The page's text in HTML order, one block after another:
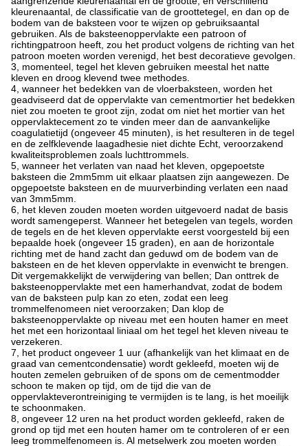
kleurenaantal, de classificatie van de groottetegel, en dan op de
bodem van de baksteen voor te wijzen op gebruiksaantal
gebruiken. Als de baksteenoppervlakte een patroon of
richtingpatroon heeft, zou het product volgens de richting van het
patroon moeten worden verenigd, het best decoratieve gevolgen.
3, momenteel, tegel het kleven gebruiken meestal het natte
kleven en droog klevend twee methodes.
4, wanneer het bedekken van de vloerbaksteen, worden het
geadviseerd dat de oppervlakte van cementmortier het bedekken
niet zou moeten te groot zijn, zodat om niet het mortier van het
oppervlaktecement zo te vinden meer dan de aanvankelijke
coagulatietijd (ongeveer 45 minuten), is het resulteren in de tegel
en de zelfklevende laagadhesie niet dichte Echt, veroorzakend
kwaliteitsproblemen zoals luchttrommels.
5, wanneer het verlaten van naad het kleven, opgepoetste
baksteen die 2mm5mm uit elkaar plaatsen zijn aangewezen. De
opgepoetste baksteen en de muurverbinding verlaten een naad
van 3mm5mm.
6, het kleven zouden moeten worden uitgevoerd nadat de basis
wordt samengeperst. Wanneer het betegelen van tegels, worden
de tegels en de het kleven oppervlakte eerst voorgesteld bij een
bepaalde hoek (ongeveer 15 graden), en aan de horizontale
richting met de hand zacht dan geduwd om de bodem van de
baksteen en de het kleven oppervlakte in evenwicht te brengen.
Dit vergemakkelijkt de verwijdering van bellen; Dan onttrek de
baksteenoppervlakte met een hamerhandvat, zodat de bodem
van de baksteen pulp kan zo eten, zodat een leeg
trommelfenomeen niet veroorzaken; Dan klop de
baksteenoppervlakte op niveau met een houten hamer en meet
het met een horizontaal liniaal om het tegel het kleven niveau te
verzekeren.
7, het product ongeveer 1 uur (afhankelijk van het klimaat en de
graad van cementcondensatie) wordt gekleefd, moeten wij de
houten zemelen gebruiken of de spons om de cementmodder
schoon te maken op tijd, om de tijd die van de
oppervlakteverontreiniging te vermijden is te lang, is het moeilijk
te schoonmaken.
8, ongeveer 12 uren na het product worden gekleefd, raken de
grond op tijd met een houten hamer om te controleren of er een
leeg trommelfenomeen is. Al metselwerk zou moeten worden